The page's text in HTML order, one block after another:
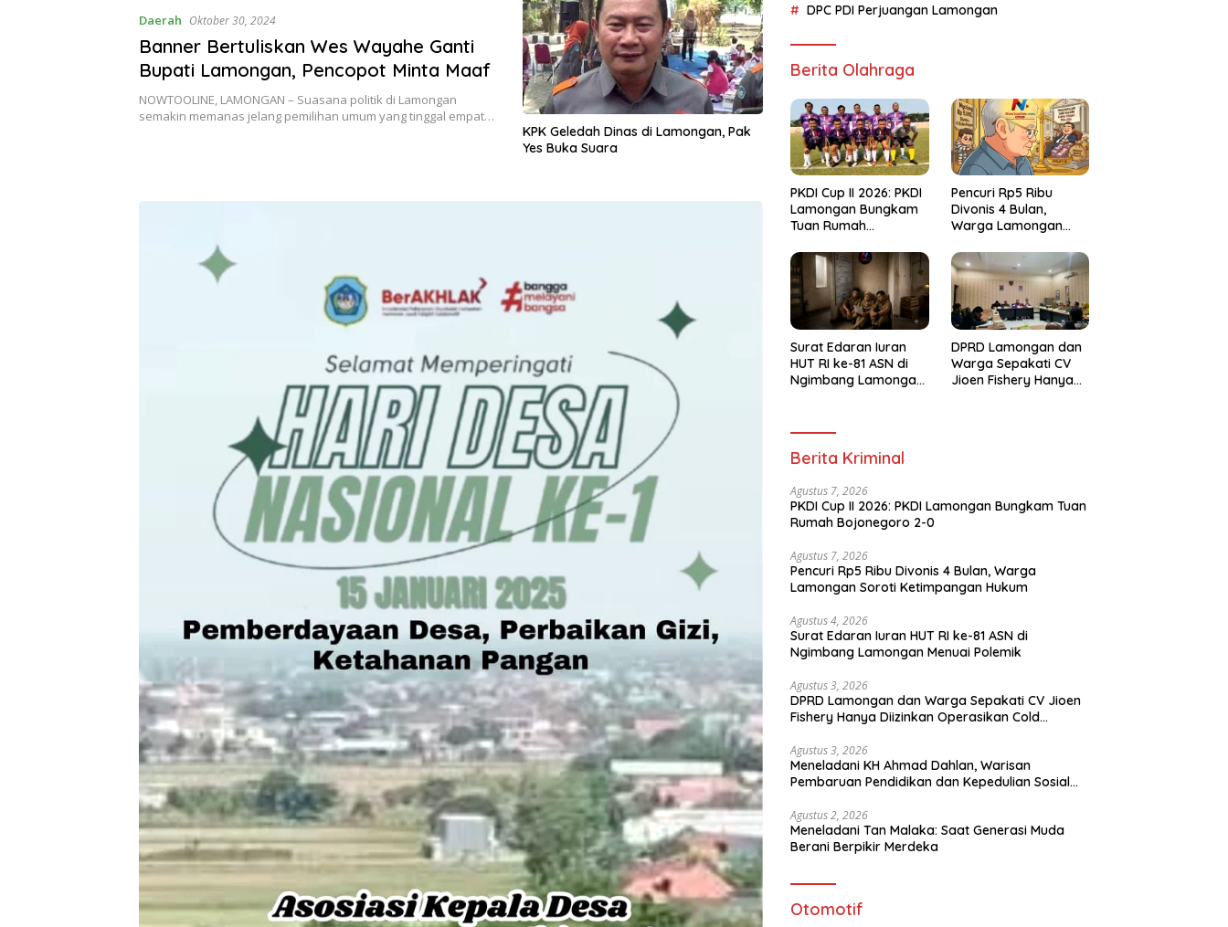
Daerah Oktober 30, 2024
Banner Bertuliskan Wes Wayahe Ganti
Bupati Lamongan, Pencopot Minta Maaf
NOWTOOLINE, LAMONGAN – Suasana politik di Lamongan
semakin memanas jelang pemilihan umum yang tinggal empat…
KPK Geledah Dinas di Lamongan, Pak
Yes Buka Suara
DPC PDI Perjuangan Lamongan
Berita Olahraga
PKDI Cup II 2026: PKDI
Lamongan Bungkam
Tuan Rumah
Pencuri Rp5 Ribu
Divonis 4 Bulan,
Warga Lamongan
Hukum
Surat Edaran Iuran
HUT RI ke-81 ASN di
Ngimbang Lamongan
DPRD Lamongan dan
Warga Sepakati CV
Jioen Fishery Hanya
Berita Kriminal
Agustus 7, 2026
PKDI Cup II 2026: PKDI Lamongan Bungkam Tuan
Rumah Bojonegoro 2-0
Agustus 7, 2026
Pencuri Rp5 Ribu Divonis 4 Bulan, Warga
Lamongan Soroti Ketimpangan Hukum
Agustus 4, 2026
Surat Edaran Iuran HUT RI ke-81 ASN di
Ngimbang Lamongan Menuai Polemik
Agustus 3, 2026
DPRD Lamongan dan Warga Sepakati CV Jioen
Fishery Hanya Diizinkan Operasikan Cold
Agustus 3, 2026
Meneladani KH Ahmad Dahlan, Warisan
Pembaruan Pendidikan dan Kepedulian Sosial
Agustus 2, 2026
Meneladani Tan Malaka: Saat Generasi Muda
Berani Berpikir Merdeka
Otomotif